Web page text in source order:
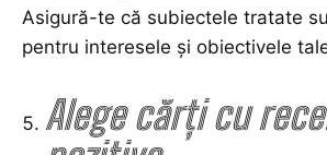
Asigură-te că subiectele tratate
pentru interesele și obiectivele
Alege cărți cu